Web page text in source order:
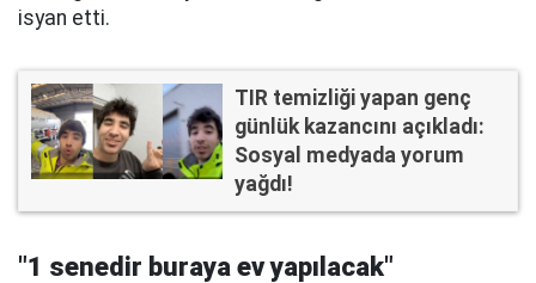
isyan etti.
TIR temizliği yapan genç
günlük kazancını açıkladı:
Sosyal medyada yorum
yağdı!
"1 senedir buraya ev yapılacak"